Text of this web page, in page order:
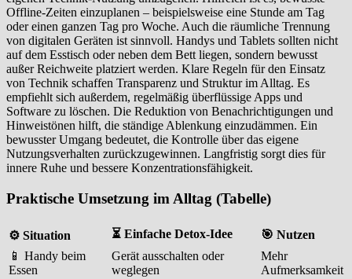
Offline-Zeiten einzuplanen – beispielsweise eine Stunde am Tag
oder einen ganzen Tag pro Woche. Auch die räumliche Trennung
von digitalen Geräten ist sinnvoll. Handys und Tablets sollten nicht
auf dem Esstisch oder neben dem Bett liegen, sondern bewusst
außer Reichweite platziert werden. Klare Regeln für den Einsatz
von Technik schaffen Transparenz und Struktur im Alltag. Es
empfiehlt sich außerdem, regelmäßig überflüssige Apps und
Software zu löschen. Die Reduktion von Benachrichtigungen und
Hinweistönen hilft, die ständige Ablenkung einzudämmen. Ein
bewusster Umgang bedeutet, die Kontrolle über das eigene
Nutzungsverhalten zurückzugewinnen. Langfristig sorgt dies für
innere Ruhe und bessere Konzentrationsfähigkeit.
Praktische Umsetzung im Alltag (Tabelle)
⚙️ Situation ⏳ Einfache Detox-Idee 🎯 Nutzen
📱 Handy beim
Essen
Gerät ausschalten oder
weglegen
Mehr
Aufmerksamkeit